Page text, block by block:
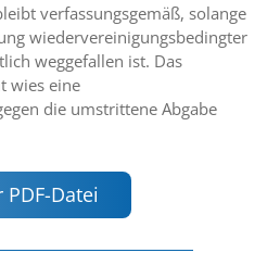
verfassungsgemäß, solange
wiedervereinigungsbedingter
weggefallen ist. Das
wies eine
die umstrittene Abgabe
PDF-Datei